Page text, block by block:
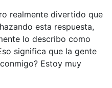
realmente divertido que
esta respuesta,
lo describo como
significa que la gente
Estoy muy